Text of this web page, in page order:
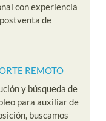
con experiencia
de
REMOTO
y búsqueda de
para auxiliar de
buscamos